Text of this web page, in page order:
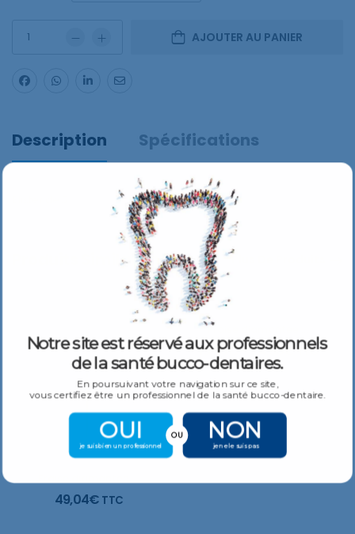
AJOUTER AU PANIER
Description Spécifications
Produits Similaires
49,04€ TTC
19,66€–24,90€TTC
Notre site est réservé aux professionnels
de la santé bucco-dentaires.
En poursuivant votre navigation sur ce site,
vous certifiez être un professionnel de la santé bucco-dentaire.
OUI
je suis bien un professionnel
NON
je ne le suis pas
OU